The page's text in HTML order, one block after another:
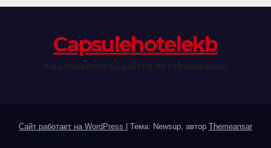
Сapsulehotelekb
Сайт работает на WordPress Тема: Newsup, автор Themeansar